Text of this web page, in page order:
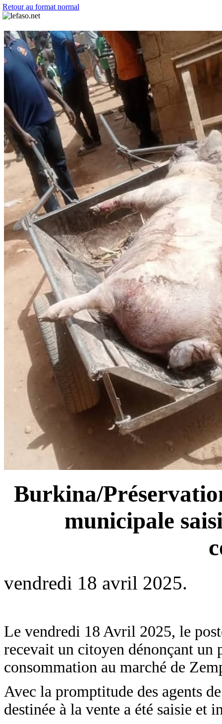
Retour au format normal
Burkina/
municipale
vendredi 18 avril 2025.
Le vendredi 18 Avril 2025, le
recevait un citoyen dénonçant un
consommation au marché de
Avec la promptitude des agents
destinée à la vente a été saisie et